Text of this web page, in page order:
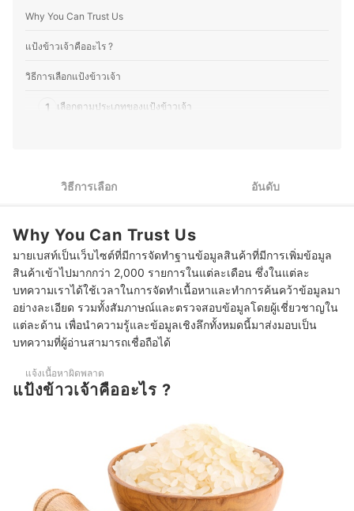
ให้ทุกคนสนุกกับการทำอาหารได้อย่างเต็มที่
Why You Can Trust Us
แป้งข้าวเจ้าคืออะไร ?
วิธีการเลือกแป้งข้าวเจ้า
1 เลือกตามประเภทของแป้งข้าวเจ้า
10 แป้งข้าวเจ้า ยี่ห้อไหนดี สะอาด ได้มาตรฐาน
วิธีการเลือก อันดับ
Why You Can Trust Us
มายเบสท์เป็นเว็บไซต์ที่มีการจัดทำฐานข้อมูลสินค้าที่มีการเพิ่มข้อมูล
สินค้าเข้าไปมากกว่า 2,000 รายการในแต่ละเดือน ซึ่งในแต่ละ
บทความเราได้ใช้เวลาในการจัดทำเนื้อหาและทำการค้นคว้าข้อมูลมา
อย่างละเอียด รวมทั้งสัมภาษณ์และตรวจสอบข้อมูลโดยผู้เชี่ยวชาญใน
แต่ละด้าน เพื่อนำความรู้และข้อมูลเชิงลึกทั้งหมดนี้มาส่งมอบเป็น
บทความที่ผู้อ่านสามารถเชื่อถือได้
แจ้งเนื้อหาผิดพลาด
แป้งข้าวเจ้าคืออะไร ?